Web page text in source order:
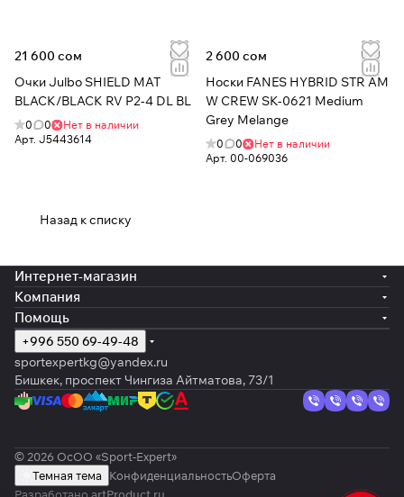
21 600 сом
Очки Julbo SHIELD MAT
BLACK/BLACK RV P2-4 DL BL
0 0
Нет в наличии
Арт. J5443614
2 600 сом
Носки FANES HYBRID STR AM
W CREW SK-0621 Medium
Grey Melange
0 0
Нет в наличии
Арт. 00-069036
Назад к списку
Интернет-магазин
Компания
Помощь
+996 550 69-49-48
sportexpertkg@yandex.ru
Бишкек, проспект Чингиза Айтматова, 73/1
© 2026 ОсОО «Sport-Expert»
Темная тема
КонфиденциальностьОферта